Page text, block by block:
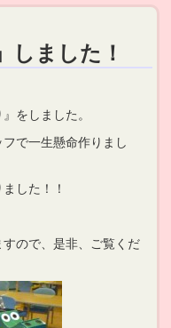
しました！
をしました。
で一生懸命作りまし
した！！
ので、是非、ご覧くだ